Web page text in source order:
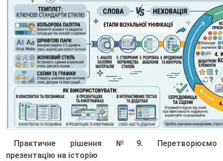
Практичне рішення №9. Перетворюємо
презентацію на історію